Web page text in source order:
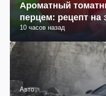
Ароматный
перцем: рецепт на
10 часов назад
Авто